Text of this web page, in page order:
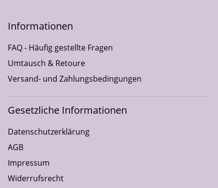
Informationen
FAQ - Häufig gestellte Fragen
Umtausch & Retoure
Versand- und Zahlungsbedingungen
Gesetzliche Informationen
Datenschutzerklärung
AGB
Impressum
Widerrufsrecht